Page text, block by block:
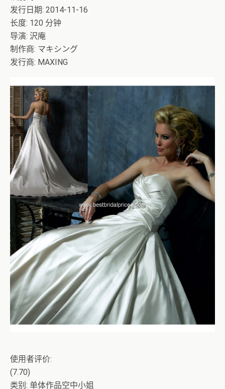
发行日期: 2014-11-16
长度: 120 分钟
导演: 沢庵
制作商: マキシング
发行商: MAXING
使用者评价:
(7.70)
类别: 单体作品空中小姐